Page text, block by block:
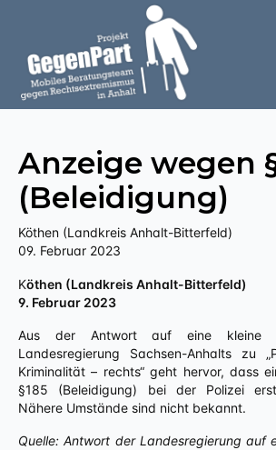
Anzeige wegen
(Beleidigung)
Köthen (Landkreis Anhalt-Bitterfeld)
09. Februar 2023
Köthen (Landkreis Anhalt-Bitterfeld)
9. Februar 2023
Aus der Antwort auf eine kleine
Landesregierung Sachsen-Anhalts zu
Kriminalität – rechts“ geht hervor, dass
§185 (Beleidigung) bei der Polizei
Nähere Umstände sind nicht bekannt.
Quelle: Antwort der Landesregierung auf